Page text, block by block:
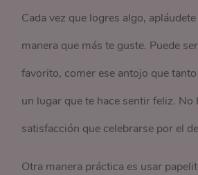
Cada vez que logres algo,
manera que más te guste. Puede
favorito, comer ese antojo que
un lugar que te hace sentir feliz. No
satisfacción que celebrarse por el
Otra manera práctica es usar